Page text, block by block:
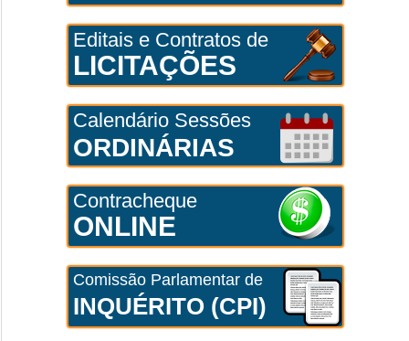
Editais e Contratos de
LICITAÇÕES
Calendário Sessões
ORDINÁRIAS
Contracheque
ONLINE
Comissão Parlamentar de
INQUÉRITO (CPI)